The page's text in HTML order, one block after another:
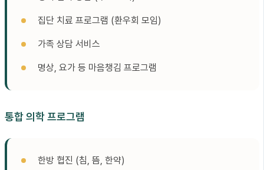
집단 치료 프로그램 (환우회 모임)
가족 상담 서비스
명상, 요가 등 마음챙김 프로그램
통합 의학 프로그램
한방 협진 (침, 뜸, 한약)